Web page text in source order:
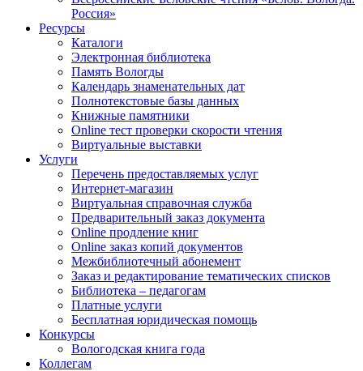
Россия»
Ресурсы
Каталоги
Электронная библиотека
Память Вологды
Календарь знаменательных дат
Полнотекстовые базы данных
Книжные памятники
Online тест проверки скорости чтения
Виртуальные выставки
Услуги
Перечень предоставляемых услуг
Интернет-магазин
Виртуальная справочная служба
Предварительный заказ документа
Online продление книг
Online заказ копий документов
Межбиблиотечный абонемент
Заказ и редактирование тематических списков
Библиотека – педагогам
Платные услуги
Бесплатная юридическая помощь
Конкурсы
Вологодская книга года
Коллегам